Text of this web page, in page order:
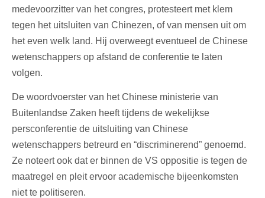
medevoorzitter van het congres, protesteert met klem
tegen het uitsluiten van Chinezen, of van mensen uit om
het even welk land. Hij overweegt eventueel de Chinese
wetenschappers op afstand de conferentie te laten
volgen.
De woordvoerster van het Chinese ministerie van
Buitenlandse Zaken heeft tijdens de wekelijkse
persconferentie de uitsluiting van Chinese
wetenschappers betreurd en “discriminerend” genoemd.
Ze noteert ook dat er binnen de VS oppositie is tegen de
maatregel en pleit ervoor academische bijeenkomsten
niet te politiseren.